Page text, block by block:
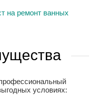
на ремонт ванных
условиях: